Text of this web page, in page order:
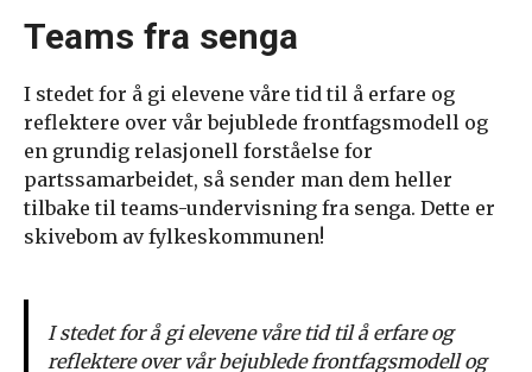
Teams fra senga
I stedet for å gi elevene våre tid til å erfare og
reflektere over vår bejublede frontfagsmodell og
en grundig relasjonell forståelse for
partssamarbeidet, så sender man dem heller
tilbake til teams-undervisning fra senga. Dette er
skivebom av fylkeskommunen!
I stedet for å gi elevene våre tid til å erfare og
reflektere over vår bejublede frontfagsmodell og